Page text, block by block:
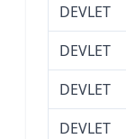
DEVLET
DEVLET
DEVLET
DEVLET